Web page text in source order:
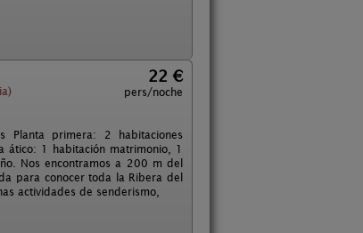
22 €
pers/noche
Planta primera: 2 habitaciones
ático: 1 habitación matrimonio, 1
Nos encontramos a 200 m del
para conocer toda la Ribera del
actividades de senderismo,